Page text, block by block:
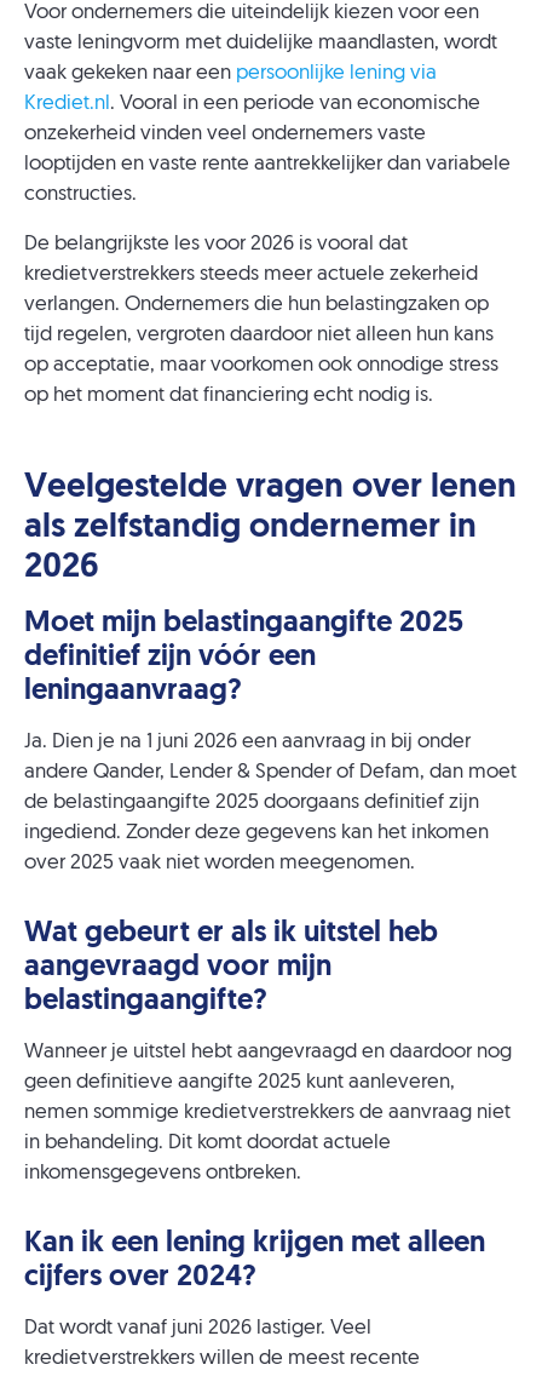
Voor ondernemers die uiteindelijk kiezen voor een
vaste leningvorm met duidelijke maandlasten, wordt
vaak gekeken naar een persoonlijke lening via
Krediet.nl . Vooral in een periode van economische
onzekerheid vinden veel ondernemers vaste
looptijden en vaste rente aantrekkelijker dan variabele
constructies.
De belangrijkste les voor 2026 is vooral dat
kredietverstrekkers steeds meer actuele zekerheid
verlangen. Ondernemers die hun belastingzaken op
tijd regelen, vergroten daardoor niet alleen hun kans
op acceptatie, maar voorkomen ook onnodige stress
op het moment dat financiering echt nodig is.
Veelgestelde vragen over lenen
als zelfstandig ondernemer in
2026
Moet mijn belastingaangifte 2025
definitief zijn vóór een
leningaanvraag?
Ja. Dien je na 1 juni 2026 een aanvraag in bij onder
andere Qander, Lender & Spender of Defam, dan moet
de belastingaangifte 2025 doorgaans definitief zijn
ingediend. Zonder deze gegevens kan het inkomen
over 2025 vaak niet worden meegenomen.
Wat gebeurt er als ik uitstel heb
aangevraagd voor mijn
belastingaangifte?
Wanneer je uitstel hebt aangevraagd en daardoor nog
geen definitieve aangifte 2025 kunt aanleveren,
nemen sommige kredietverstrekkers de aanvraag niet
in behandeling. Dit komt doordat actuele
inkomensgegevens ontbreken.
Kan ik een lening krijgen met alleen
cijfers over 2024?
Dat wordt vanaf juni 2026 lastiger. Veel
kredietverstrekkers willen de meest recente